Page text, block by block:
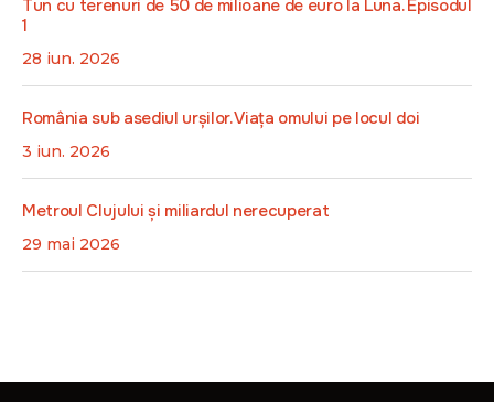
Tun cu terenuri de 50 de milioane de euro la Luna. Episodul
1
28 iun. 2026
România sub asediul urșilor. Viața omului pe locul doi
3 iun. 2026
Metroul Clujului și miliardul nerecuperat
29 mai 2026